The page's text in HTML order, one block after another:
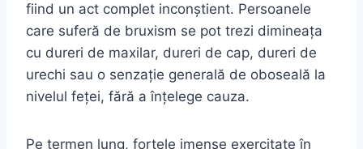
fiind un act complet inconștient. Persoanele
care suferă de bruxism se pot trezi dimineața
cu dureri de maxilar, dureri de cap, dureri de
urechi sau o senzație generală de oboseală la
nivelul feței, fără a înțelege cauza.
Pe termen lung, forțele imense exercitate în